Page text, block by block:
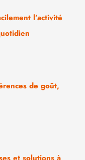
l’activité
de goût,
et solutions à